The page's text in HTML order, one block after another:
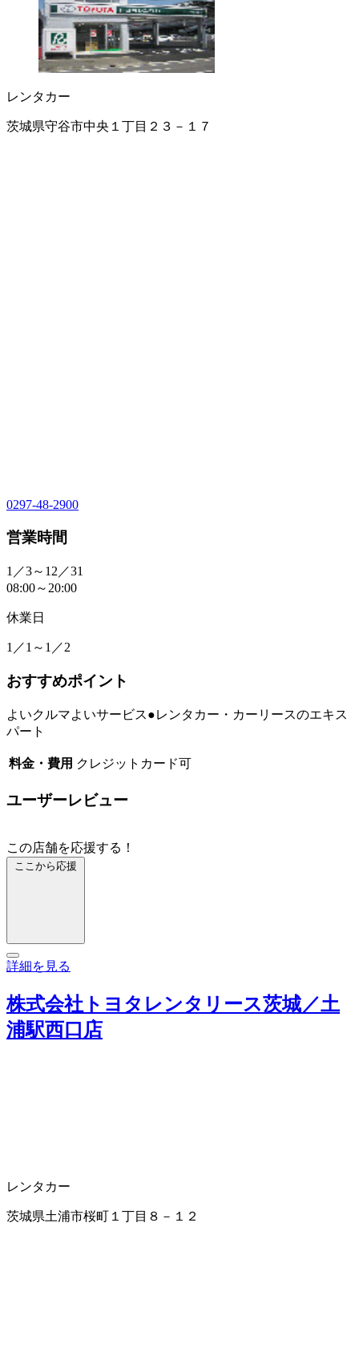
レンタカー
茨城県守谷市中央１丁目２３－１７
0297-48-2900
営業時間
1／3～12／31
08:00～20:00
休業日
1／1～1／2
おすすめポイント
よいクルマよいサービス●レンタカー・カーリースのエキス
パート
料金・費用 クレジットカード可
ユーザーレビュー
この店舗を応援する！
ここから応援
詳細を見る
株式会社トヨタレンタリース茨城／土
浦駅西口店
レンタカー
茨城県土浦市桜町１丁目８－１２